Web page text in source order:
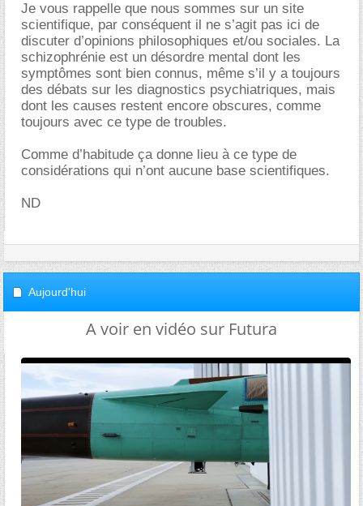
Je vous rappelle que nous sommes sur un site
scientifique, par conséquent il ne s’agit pas ici de
discuter d’opinions philosophiques et/ou sociales. La
schizophrénie est un désordre mental dont les
symptômes sont bien connus, même s’il y a toujours
des débats sur les diagnostics psychiatriques, mais
dont les causes restent encore obscures, comme
toujours avec ce type de troubles.
Comme d’habitude ça donne lieu à ce type de
considérations qui n’ont aucune base scientifiques.
ND
Aujourd'hui
A voir en vidéo sur Futura